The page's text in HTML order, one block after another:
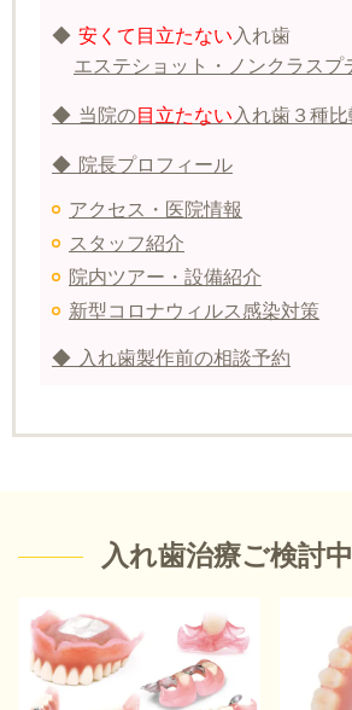
◆ 安くて目立たない入れ歯
エステショット・ノンクラスプ
◆ 当院の目立たない入れ歯３種比
◆ 院長プロフィール
アクセス・医院情報
スタッフ紹介
院内ツアー・設備紹介
新型コロナウィルス感染対策
◆ 入れ歯製作前の相談予約
入れ歯治療ご検討